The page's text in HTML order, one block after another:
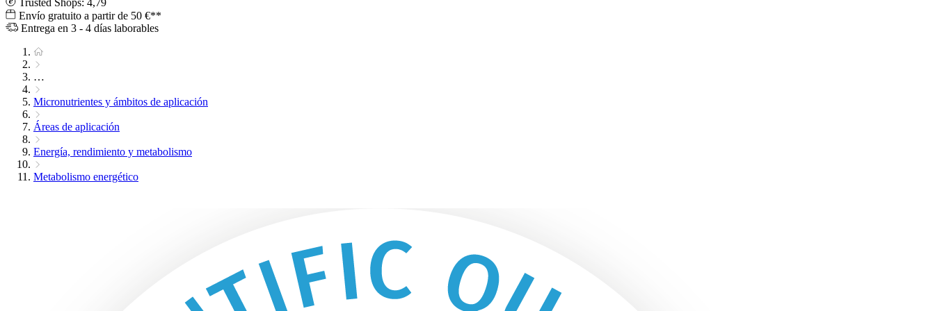
Trusted Shops: 4,79
Envío gratuito a partir de 50 €**
Entrega en 3 - 4 días laborables
…
Micronutrientes y ámbitos de aplicación
Áreas de aplicación
Energía, rendimiento y metabolismo
Metabolismo energético